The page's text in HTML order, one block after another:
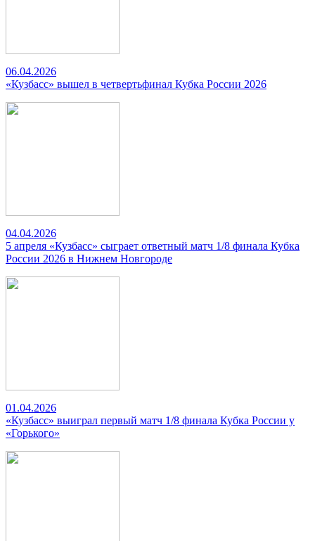
06.04.2026
«Кузбасс» вышел в четвертьфинал Кубка России 2026
04.04.2026
5 апреля «Кузбасс» сыграет ответный матч 1/8 финала Кубка
России 2026 в Нижнем Новгороде
01.04.2026
«Кузбасс» выиграл первый матч 1/8 финала Кубка России у
«Горького»